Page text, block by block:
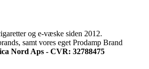
og e-væske siden 2012.
samt vores eget Prodamp Brand
Nord Aps - CVR: 32788475